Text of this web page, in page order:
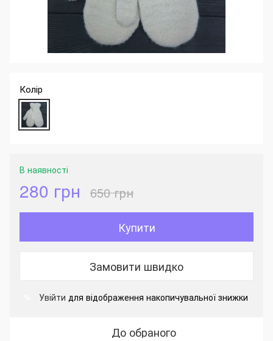
Колір
В наявності
280 грн 650 грн
Купити
Замовити швидко
Увійти для відображення накопичувальної знижки
До обраного